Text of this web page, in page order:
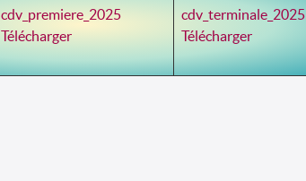
cdv_premiere_2025
Télécharger
cdv_terminale_2025
Télécharger